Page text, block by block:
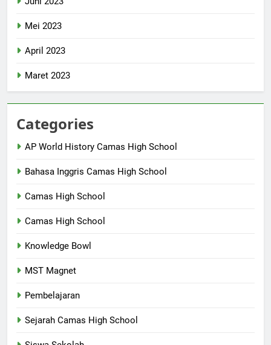
Mei 2023
April 2023
Maret 2023
Categories
AP World History Camas High School
Bahasa Inggris Camas High School
Camas High School
Camas High School
Knowledge Bowl
MST Magnet
Pembelajaran
Sejarah Camas High School